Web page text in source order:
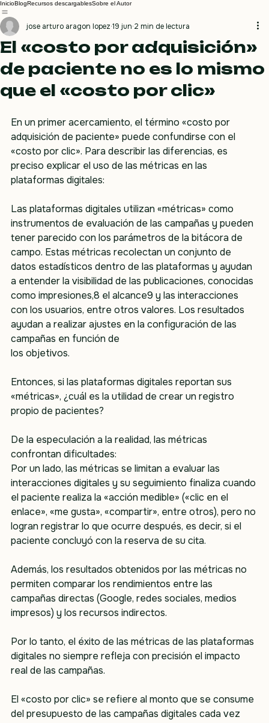
InicioBlogRecursos descargablesSobre el Autor
El «costo por adquisición»
de paciente no es lo mismo
que el «costo por clic»
jose arturo aragon lopez 19 jun 2 min de lectura
En un primer acercamiento, el término «costo por
adquisición de paciente» puede confundirse con el
«costo por clic». Para describir las diferencias, es
preciso explicar el uso de las métricas en las
plataformas digitales:
Las plataformas digitales utilizan «métricas» como
instrumentos de evaluación de las campañas y pueden
tener parecido con los parámetros de la bitácora de
campo. Estas métricas recolectan un conjunto de
datos estadísticos dentro de las plataformas y ayudan
a entender la visibilidad de las publicaciones, conocidas
como impresiones,8 el alcance9 y las interacciones
con los usuarios, entre otros valores. Los resultados
ayudan a realizar ajustes en la configuración de las
campañas en función de
los objetivos.
Entonces, si las plataformas digitales reportan sus
«métricas», ¿cuál es la utilidad de crear un registro
propio de pacientes?
De la especulación a la realidad, las métricas
confrontan dificultades:
Por un lado, las métricas se limitan a evaluar las
interacciones digitales y su seguimiento finaliza cuando
el paciente realiza la «acción medible» («clic en el
enlace», «me gusta», «compartir», entre otros), pero no
logran registrar lo que ocurre después, es decir, si el
paciente concluyó con la reserva de su cita.
Además, los resultados obtenidos por las métricas no
permiten comparar los rendimientos entre las
campañas directas (Google, redes sociales, medios
impresos) y los recursos indirectos.
Por lo tanto, el éxito de las métricas de las plataformas
digitales no siempre refleja con precisión el impacto
real de las campañas.
El «costo por clic» se refiere al monto que se consume
del presupuesto de las campañas digitales cada vez